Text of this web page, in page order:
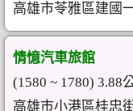
高雄市苓雅區建國
情憶汽車旅館
(1580 ~ 1780) 3.88
高雄市小港區桂忠